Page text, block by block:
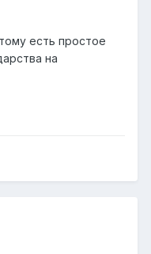
есть простое
на